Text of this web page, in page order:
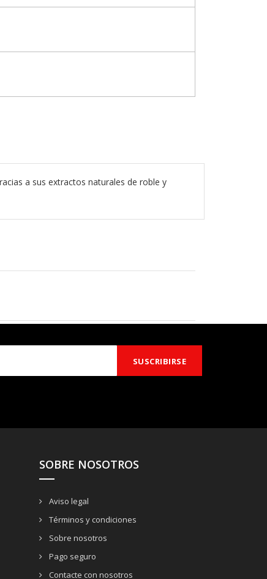
a sus extractos naturales de roble y
SOBRE NOSOTROS
Aviso legal
Términos y condiciones
Sobre nosotros
Pago seguro
Contacte con nosotros